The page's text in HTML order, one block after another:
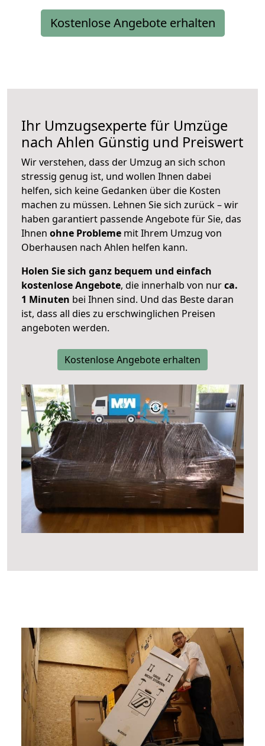
Kostenlose Angebote erhalten
Ihr Umzugsexperte für Umzüge
nach Ahlen Günstig und Preiswert
Wir verstehen, dass der Umzug an sich schon
stressig genug ist, und wollen Ihnen dabei
helfen, sich keine Gedanken über die Kosten
machen zu müssen. Lehnen Sie sich zurück – wir
haben garantiert passende Angebote für Sie, das
Ihnen ohne Probleme mit Ihrem Umzug von
Oberhausen nach Ahlen helfen kann.
Holen Sie sich ganz bequem und einfach
kostenlose Angebote, die innerhalb von nurca.
1 Minuten bei Ihnen sind. Und das Beste daran
ist, dass all dies zu erschwinglichen Preisen
angeboten werden.
Kostenlose Angebote erhalten